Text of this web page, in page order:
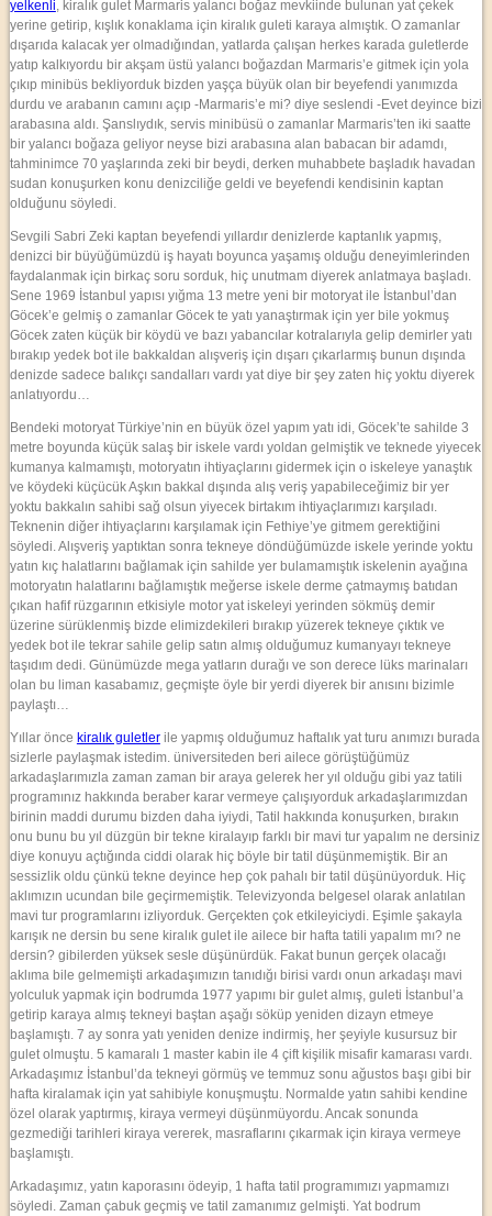
yelkenli, kiralık gulet Marmaris yalancı boğaz mevkiinde bulunan yat çekek
yerine getirip, kışlık konaklama için kiralık guleti karaya almıştık. O zamanlar
dışarıda kalacak yer olmadığından, yatlarda çalışan herkes karada guletlerde
yatıp kalkıyordu bir akşam üstü yalancı boğazdan Marmaris’e gitmek için yola
çıkıp minibüs bekliyorduk bizden yaşça büyük olan bir beyefendi yanımızda
durdu ve arabanın camını açıp -Marmaris’e mi? diye seslendi -Evet deyince bizi
arabasına aldı. Şanslıydık, servis minibüsü o zamanlar Marmaris’ten iki saatte
bir yalancı boğaza geliyor neyse bizi arabasına alan babacan bir adamdı,
tahminimce 70 yaşlarında zeki bir beydi, derken muhabbete başladık havadan
sudan konuşurken konu denizciliğe geldi ve beyefendi kendisinin kaptan
olduğunu söyledi.
Sevgili Sabri Zeki kaptan beyefendi yıllardır denizlerde kaptanlık yapmış,
denizci bir büyüğümüzdü iş hayatı boyunca yaşamış olduğu deneyimlerinden
faydalanmak için birkaç soru sorduk, hiç unutmam diyerek anlatmaya başladı.
Sene 1969 İstanbul yapısı yığma 13 metre yeni bir motoryat ile İstanbul’dan
Göcek’e gelmiş o zamanlar Göcek te yatı yanaştırmak için yer bile yokmuş
Göcek zaten küçük bir köydü ve bazı yabancılar kotralarıyla gelip demirler yatı
bırakıp yedek bot ile bakkaldan alışveriş için dışarı çıkarlarmış bunun dışında
denizde sadece balıkçı sandalları vardı yat diye bir şey zaten hiç yoktu diyerek
anlatıyordu…
Bendeki motoryat Türkiye’nin en büyük özel yapım yatı idi, Göcek’te sahilde 3
metre boyunda küçük salaş bir iskele vardı yoldan gelmiştik ve teknede yiyecek
kumanya kalmamıştı, motoryatın ihtiyaçlarını gidermek için o iskeleye yanaştık
ve köydeki küçücük Aşkın bakkal dışında alış veriş yapabileceğimiz bir yer
yoktu bakkalın sahibi sağ olsun yiyecek birtakım ihtiyaçlarımızı karşıladı.
Teknenin diğer ihtiyaçlarını karşılamak için Fethiye’ye gitmem gerektiğini
söyledi. Alışveriş yaptıktan sonra tekneye döndüğümüzde iskele yerinde yoktu
yatın kıç halatlarını bağlamak için sahilde yer bulamamıştık iskelenin ayağına
motoryatın halatlarını bağlamıştık meğerse iskele derme çatmaymış batıdan
çıkan hafif rüzgarının etkisiyle motor yat iskeleyi yerinden sökmüş demir
üzerine sürüklenmiş bizde elimizdekileri bırakıp yüzerek tekneye çıktık ve
yedek bot ile tekrar sahile gelip satın almış olduğumuz kumanyayı tekneye
taşıdım dedi. Günümüzde mega yatların durağı ve son derece lüks marinaları
olan bu liman kasabamız, geçmişte öyle bir yerdi diyerek bir anısını bizimle
paylaştı…
Yıllar önce kiralık guletlerile yapmış olduğumuz haftalık yat turu anımızı burada
sizlerle paylaşmak istedim. üniversiteden beri ailece görüştüğümüz
arkadaşlarımızla zaman zaman bir araya gelerek her yıl olduğu gibi yaz tatili
programınız hakkında beraber karar vermeye çalışıyorduk arkadaşlarımızdan
birinin maddi durumu bizden daha iyiydi, Tatil hakkında konuşurken, bırakın
onu bunu bu yıl düzgün bir tekne kiralayıp farklı bir mavi tur yapalım ne dersiniz
diye konuyu açtığında ciddi olarak hiç böyle bir tatil düşünmemiştik. Bir an
sessizlik oldu çünkü tekne deyince hep çok pahalı bir tatil düşünüyorduk. Hiç
aklımızın ucundan bile geçirmemiştik. Televizyonda belgesel olarak anlatılan
mavi tur programlarını izliyorduk. Gerçekten çok etkileyiciydi. Eşimle şakayla
karışık ne dersin bu sene kiralık gulet ile ailece bir hafta tatili yapalım mı? ne
dersin? gibilerden yüksek sesle düşünürdük. Fakat bunun gerçek olacağı
aklıma bile gelmemişti arkadaşımızın tanıdığı birisi vardı onun arkadaşı mavi
yolculuk yapmak için bodrumda 1977 yapımı bir gulet almış, guleti İstanbul’a
getirip karaya almış tekneyi baştan aşağı söküp yeniden dizayn etmeye
başlamıştı. 7 ay sonra yatı yeniden denize indirmiş, her şeyiyle kusursuz bir
gulet olmuştu. 5 kamaralı 1 master kabin ile 4 çift kişilik misafir kamarası vardı.
Arkadaşımız İstanbul’da tekneyi görmüş ve temmuz sonu ağustos başı gibi bir
hafta kiralamak için yat sahibiyle konuşmuştu. Normalde yatın sahibi kendine
özel olarak yaptırmış, kiraya vermeyi düşünmüyordu. Ancak sonunda
gezmediği tarihleri kiraya vererek, masraflarını çıkarmak için kiraya vermeye
başlamıştı.
Arkadaşımız, yatın kaporasını ödeyip, 1 hafta tatil programımızı yapmamızı
söyledi. Zaman çabuk geçmiş ve tatil zamanımız gelmişti. Yat bodrum